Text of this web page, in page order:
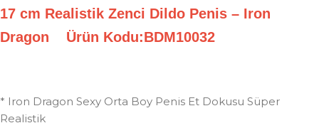
17 cm Realistik Zenci Dildo Penis – Iron
Dragon Ürün Kodu:BDM10032
* Iron Dragon Sexy Orta Boy Penis Et Dokusu Süper
Realistik